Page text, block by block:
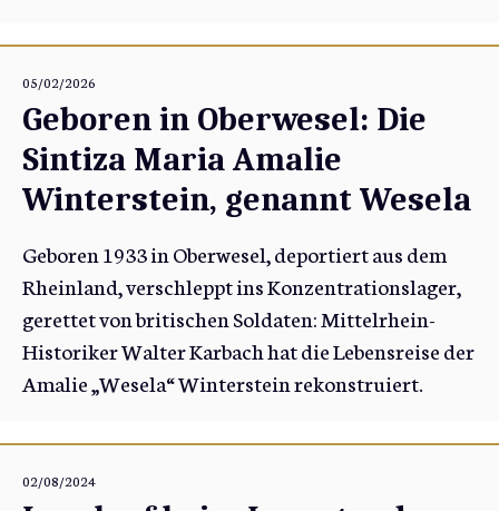
05/02/2026
Geboren in Oberwesel: Die
Sintiza Maria Amalie
Winterstein, genannt Wesela
Geboren 1933 in Oberwesel, deportiert aus dem
Rheinland, verschleppt ins Konzentrationslager,
gerettet von britischen Soldaten: Mittelrhein-
Historiker Walter Karbach hat die Lebensreise der
Amalie „Wesela“ Winterstein rekonstruiert.
02/08/2024